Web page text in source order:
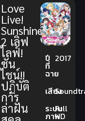
Love
Live!
Sunshine!!
2 เลิฟ
ไลฟ์!
ซัน
ไชน์!!
ปฏิบัติ
การ
ล่าฝัน
ปี
ที่
ฉาย
2017
เสียง
ระบบ
ภาพ
Full
HD